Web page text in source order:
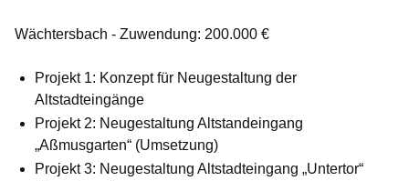
Wächtersbach - Zuwendung: 200.000 €
Projekt 1: Konzept für Neugestaltung der
Altstadteingänge
Projekt 2: Neugestaltung Altstandeingang
„Aßmusgarten“ (Umsetzung)
Projekt 3: Neugestaltung Altstadteingang „Untertor“